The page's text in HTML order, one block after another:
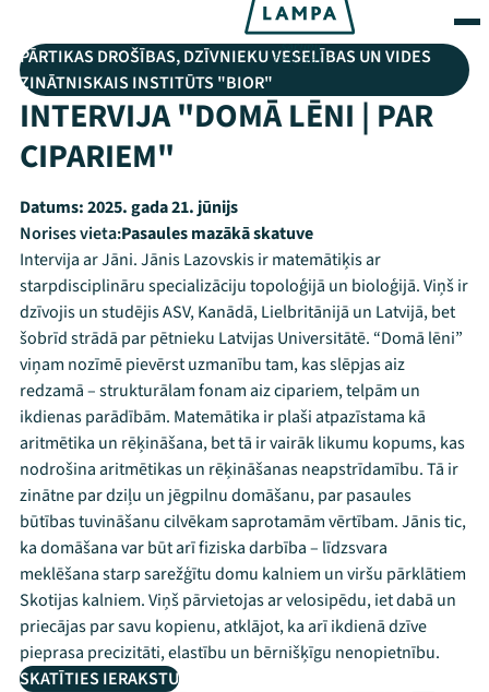
PĀRTIKAS DROŠĪBAS, DZĪVNIEKU VESELĪBAS UN VIDES
ZINĀTNISKAIS INSTITŪTS "BIOR"
INTERVIJA "DOMĀ LĒNI | PAR
CIPARIEM"
Datums:2025. gada 21. jūnijs
Norises vieta:Pasaules mazākā skatuve
Intervija ar Jāni. Jānis Lazovskis ir matemātiķis ar
starpdisciplināru specializāciju topoloģijā un bioloģijā. Viņš ir
dzīvojis un studējis ASV, Kanādā, Lielbritānijā un Latvijā, bet
šobrīd strādā par pētnieku Latvijas Universitātē. “Domā lēni”
viņam nozīmē pievērst uzmanību tam, kas slēpjas aiz
redzamā – strukturālam fonam aiz cipariem, telpām un
ikdienas parādībām. Matemātika ir plaši atpazīstama kā
aritmētika un rēķināšana, bet tā ir vairāk likumu kopums, kas
nodrošina aritmētikas un rēķināšanas neapstrīdamību. Tā ir
zinātne par dziļu un jēgpilnu domāšanu, par pasaules
būtības tuvināšanu cilvēkam saprotamām vērtībam. Jānis tic,
ka domāšana var būt arī fiziska darbība – līdzsvara
meklēšana starp sarežģītu domu kalniem un viršu pārklātiem
Skotijas kalniem. Viņš pārvietojas ar velosipēdu, iet dabā un
priecājas par savu kopienu, atklājot, ka arī ikdienā dzīve
pieprasa precizitāti, elastību un bērnišķīgu nenopietnību.
SKATĪTIES IERAKSTU